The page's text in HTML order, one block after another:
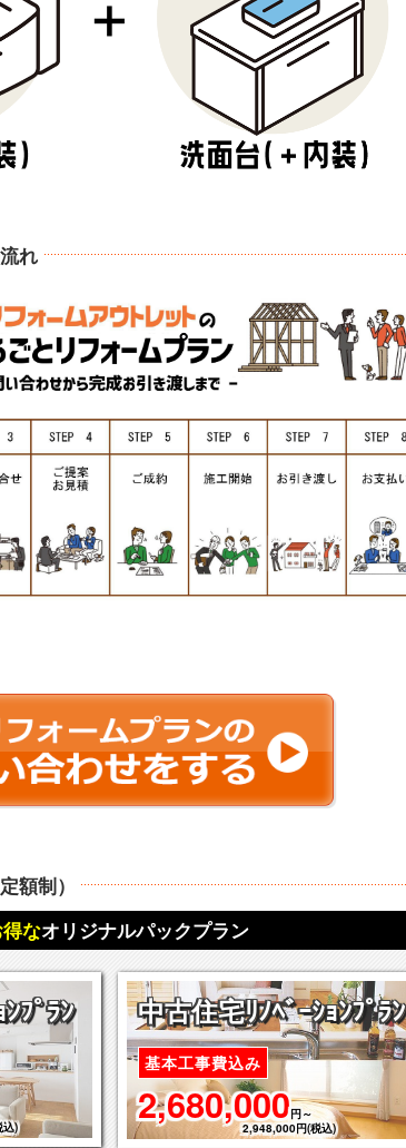
れ
額制）
なオリジナルパックプラン
ﾌﾟﾗﾝ
)
中古住宅ﾘﾉﾍﾞｰｼｮﾝﾌﾟﾗﾝ
基本工事費込み
2,680,000円～
2,948,000円(税込)